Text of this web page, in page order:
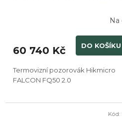
Na
60 740 Kč DO KOŠÍKU
Termovizní pozorovák Hikmicro
FALCON FQ50 2.0
Kód: